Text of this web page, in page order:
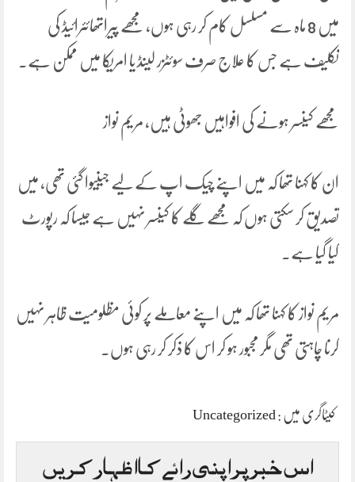
میں 8 ماہ سے مسلسل کام کر رہی ہوں، مجھے پیراتھائئرائیڈ کی
تکلیف ہے جس کا علاج صرف سوئٹزر لینڈ یا امریکا میں ممکن ہے۔
مجھے کینسر ہونے کی افواہیں جھوٹی ہیں، مریم نواز
ان کا کہنا تھا کہ میں اپنے چیک اپ کے لیے جینیوا گئی تھی، میں
تصدیق کر سکتی ہوں کہ مجھے گلے کا کینسر نہیں ہے جیسا کہ رپورٹ
کیا گیا ہے۔
مریم نواز کا کہنا تھا کہ میں اپنے معاملے پر کوئی مظلومیت ظاہر نہیں
کرنا چاہتی تھی مگر مجبور ہو کر اس کا ذکر کر رہی ہوں۔
کیٹاگری میں : Uncategorized
اس خبر پر اپنی رائے کا اظہار کریں